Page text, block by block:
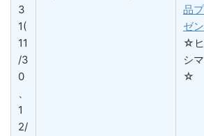
3
1(
11
/3
0
、
1
2/
品
ゼ
☆
シ
☆